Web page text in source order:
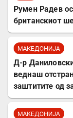
Румен Радев
британскиот
МАКЕДОНИЈА
Д-р
веднаш
заштитите од
МАКЕДОНИЈА